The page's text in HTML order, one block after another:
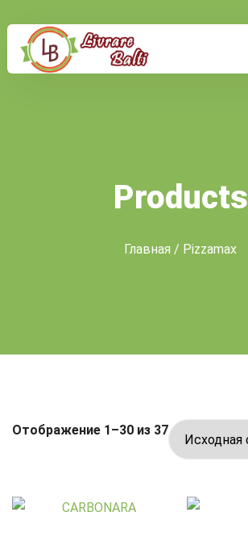
Products
Главная / Pizzamax
Отображение 1–30 из 37